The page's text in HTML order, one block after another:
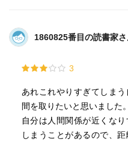
1860825番目の読書家
3
あれこれやりすぎてしま
間を取りたいと思いました。
自分は人間関係が近くな
しまうことがあるので、